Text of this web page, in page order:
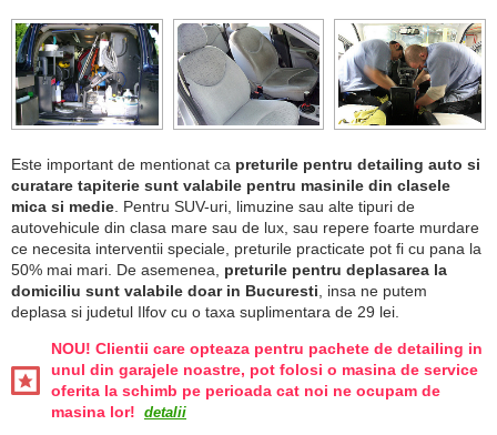
Este important de mentionat ca preturile pentru detailing auto si
curatare tapiterie sunt valabile pentru masinile din clasele
mica si medie . Pentru SUV-uri, limuzine sau alte tipuri de
autovehicule din clasa mare sau de lux, sau repere foarte murdare
ce necesita interventii speciale, preturile practicate pot fi cu pana la
50% mai mari. De asemenea, preturile pentru deplasarea la
domiciliu sunt valabile doar in Bucuresti , insa ne putem
deplasa si judetul Ilfov cu o taxa suplimentara de 29 lei.
NOU! Clientii care opteaza pentru pachete de detailing in
unul din garajele noastre, pot folosi o masina de service
oferita la schimb pe perioada cat noi ne ocupam de
masina lor! detalii